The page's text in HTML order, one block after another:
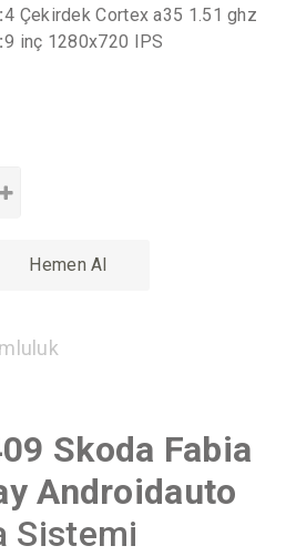
:4 Çekirdek Cortex a35 1.51 ghz
:9 inç 1280x720 IPS
Hemen Al
Skoda Fabia
Androidauto
Sistemi